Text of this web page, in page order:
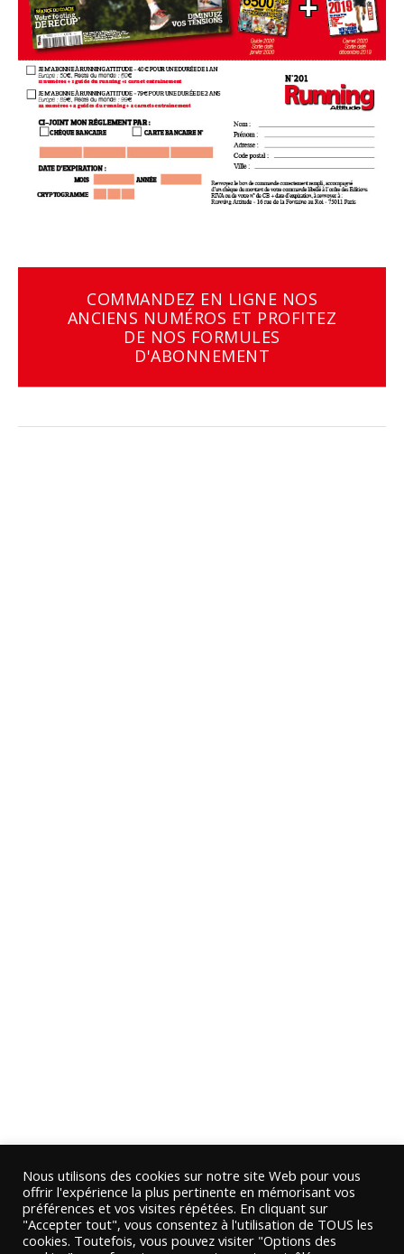
COMMANDEZ EN LIGNE NOS
ANCIENS NUMÉROS ET PROFITEZ
DE NOS FORMULES
D'ABONNEMENT
Nous utilisons des cookies sur notre site Web pour vous
offrir l'expérience la plus pertinente en mémorisant vos
préférences et vos visites répétées. En cliquant sur
"Accepter tout", vous consentez à l'utilisation de TOUS les
cookies. Toutefois, vous pouvez visiter "Options des